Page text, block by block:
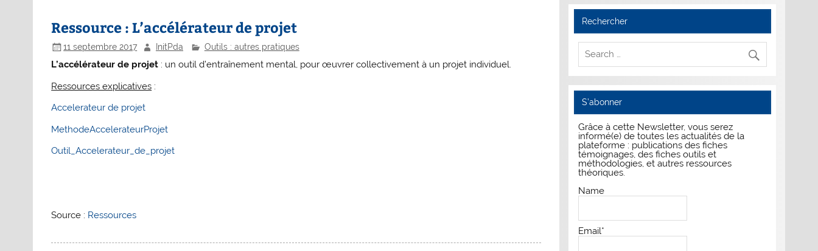
Ressource : L’accélérateur de projet
11 septembre 2017 InitPda Outils : autres pratiques
L’accélérateur de projet : un outil d’entraînement mental, pour œuvrer collectivement à un projet individuel.
Ressources explicatives :
Accelerateur de projet
MethodeAccelerateurProjet
Outil_Accelerateur_de_projet
Source : Ressources
Rechercher
S’abonner
Grâce à cette Newsletter, vous serez
informé(e) de toutes les actualités de la
plateforme : publications des fiches
témoignages, des fiches outils et
méthodologies, et autres ressources
théoriques.
Name
Email*